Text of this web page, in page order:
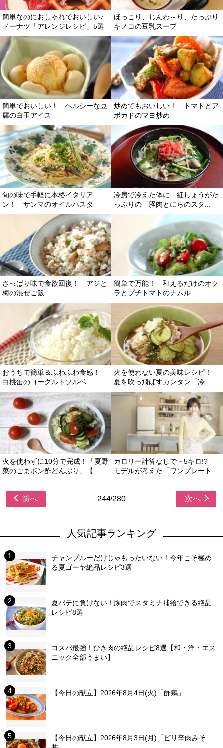
簡単なのにおしゃれでおいしい♪
ドーナツ「アレンジレシピ」5選
ほっこり、じんわ～り、たっぷり
キノコの豆乳スープ
簡単でおいしい！ ヘルシーな豆
腐の白玉アイス
炒めてもおいしい！ トマトとア
ボカドのマヨ炒め
旬の味で手軽に本格イタリア
ン！ サンマのオイルパスタ
冷房で冷えた体に 紅しょうがた
っぷりの「豚肉とにらのスタ...
さっぱり味で食欲回復！ アジと
梅の混ぜご飯
簡単で万能！ 和えるだけのオク
ラとプチトマトのナムル
おうちで簡単＆ふわふわ食感！
白桃缶のヨーグルトソルベ
火を使わない夏の美味レシピ！
夏を吹っ飛ばすカンタン「冷...
火を使わずに10分で完成！「夏野
菜のごまポン酢どんぶり」【...
カロリー計算なしで－5キロ!?
モデルが考えた「ワンプレート...
前へ 244/280 次へ
人気記事ランキング
チャンプルーだけじゃもったいない！今年こそ極め
る夏ゴーヤ絶品レシピ3選
夏バテに負けない！豚肉でスタミナ補給できる絶品
レシピ8選
コスパ最強！ひき肉の絶品レシピ8選【和・洋・エス
ニック全部うまい】
【今日の献立】2026年8月4日(火)「酢鶏」
【今日の献立】2026年8月3日(月)「ピリ辛肉みそ